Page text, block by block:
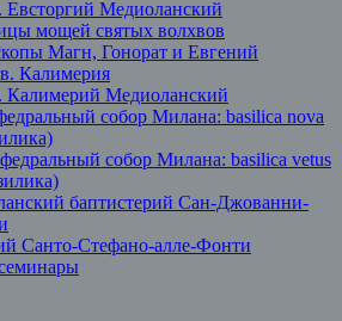
Евсторгий Медиоланский
мощей святых волхвов
Магн, Гонорат и Евгений
Калимерия
Калимерий Медиоланский
собор Милана: basilica nova
собор Милана: basilica vetus
баптистерий Сан-Джованни-
Санто-Стефано-алле-Фонти